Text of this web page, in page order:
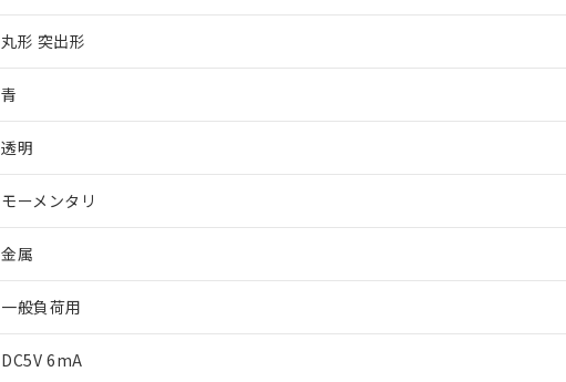
丸形 突出形
青
透明
モーメンタリ
金属
一般負荷用
DC5V 6mA
※1 対応状況